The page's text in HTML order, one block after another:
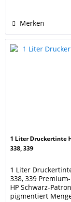
Merken
1 Liter Druckertinte
338, 339
1 Liter
338, 339
HP Schwarz-
pigmentiert